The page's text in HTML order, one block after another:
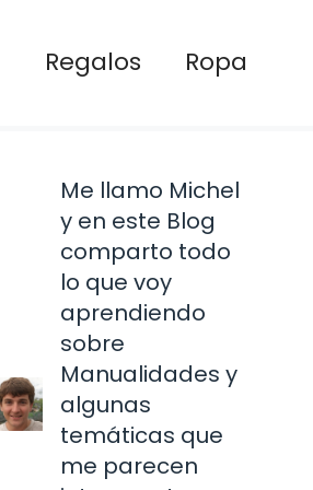
Regalos Ropa
Me llamo Michel
y en este Blog
comparto todo
lo que voy
aprendiendo
sobre
Manualidades y
algunas
temáticas que
me parecen